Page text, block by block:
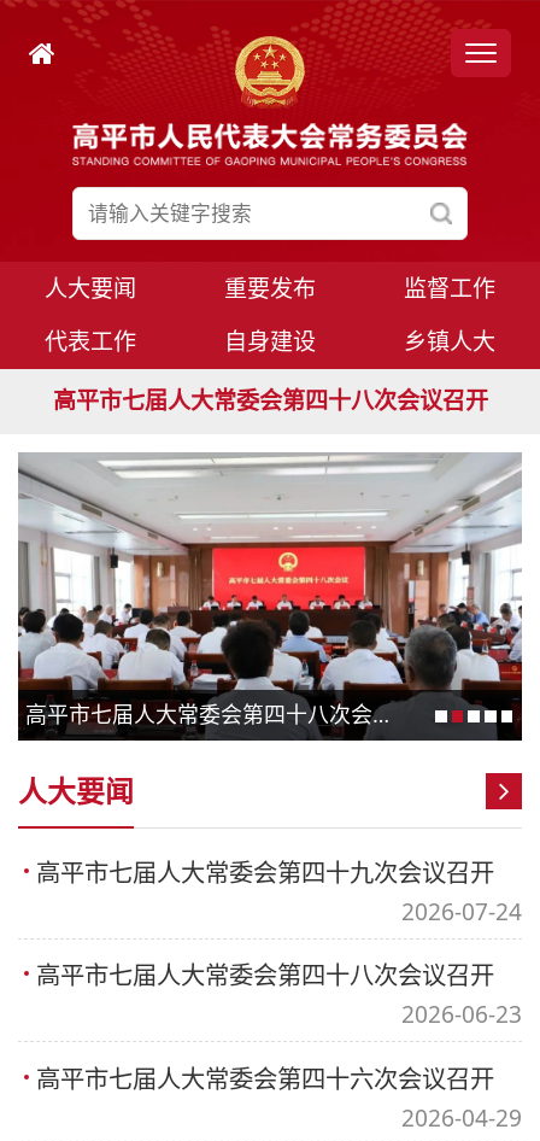
人大要闻 重要发布
监督工作
代表工作
自身建设
乡镇人大
高平市七届人大八次会议胜利闭幕
高平市七届人大常委会第四十九次会议召开
高平市七届人大常委会第四十八次会议召开
高平市七届人大常委会第四十八次会议召开
人大要闻
高平市七届人大常委会第四十九次会议召开
2026-07-24
高平市七届人大常委会第四十八次会议召开
2026-06-23
高平市七届人大常委会第四十六次会议召开
2026-04-29